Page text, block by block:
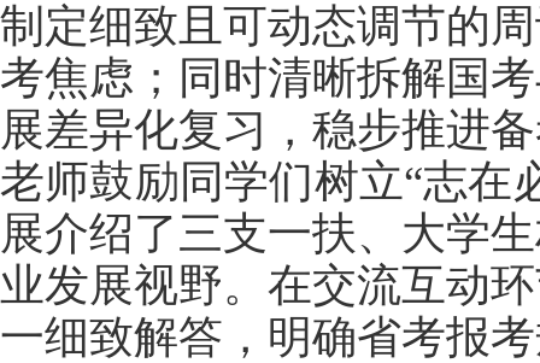
制定细致且可动态调节的
考焦虑；同时清晰拆解国
展差异化复习，稳步推进
老师鼓励同学们树立“志在
展介绍了三支一扶、大学
业发展视野。在交流互动
一细致解答，明确省考报